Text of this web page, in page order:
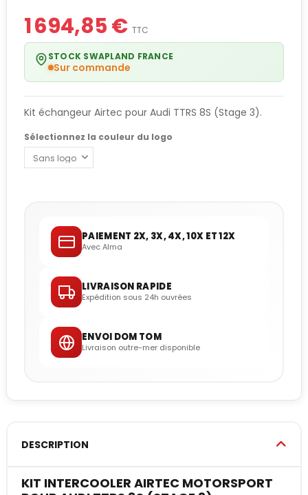
1 694,85 € TTC
STOCK SWAPLAND FRANCE
Sur commande
Kit échangeur Airtec pour Audi TTRS 8S (Stage 3).
Sélectionnez la couleur du logo
PAIEMENT 2X, 3X, 4X, 10X ET 12X
Avec Alma
LIVRAISON RAPIDE
Expédition sous 24h ouvrées
ENVOI DOM TOM
Livraison outre-mer disponible
DESCRIPTION
KIT INTERCOOLER AIRTEC MOTORSPORT